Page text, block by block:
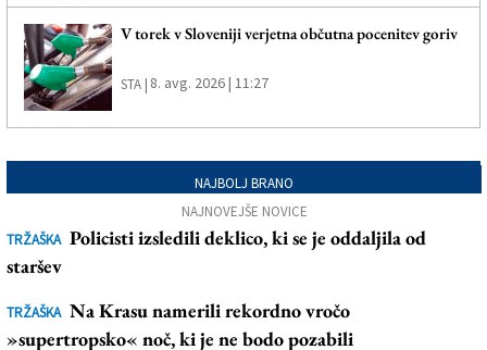
V torek v Sloveniji verjetna občutna pocenitev goriv
STA | 8. avg. 2026 | 11:27
NAJBOLJ BRANO
NAJNOVEJŠE NOVICE
TRŽAŠKA Policisti izsledili deklico, ki se je oddaljila od
staršev
TRŽAŠKA Na Krasu namerili rekordno vročo
»supertropsko« noč, ki je ne bodo pozabili